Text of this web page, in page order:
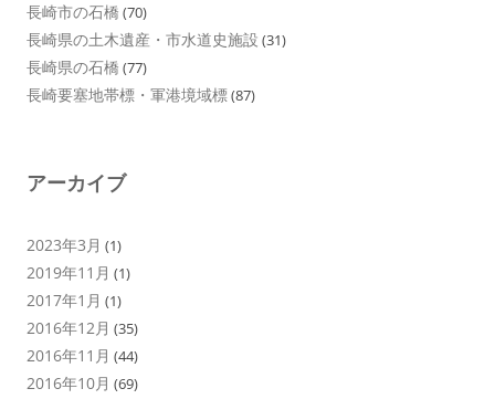
長崎市の石橋 (70)
長崎県の土木遺産・市水道史施設 (31)
長崎県の石橋 (77)
長崎要塞地帯標・軍港境域標(87)
アーカイブ
2023年3月 (1)
2019年11月 (1)
2017年1月 (1)
2016年12月 (35)
2016年11月 (44)
2016年10月 (69)